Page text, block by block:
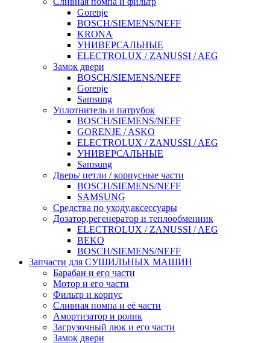
Gorenje
BOSCH/SIEMENS/NEFF
KRONA
УНИВЕРСАЛЬНЫЕ
ELECTROLUX / ZANUSSI / AEG
Замок двери
BOSCH/SIEMENS/NEFF
Gorenje
Samsung
Уплотнитель и патрубок
BOSCH/SIEMENS/NEFF
GORENJE / ASKO
ELECTROLUX / ZANUSSI / AEG
УНИВЕРСАЛЬНЫЕ
Samsung
Дверь/ петли / корпусные части
BOSCH/SIEMENS/NEFF
SAMSUNG
Средства по уходу,аксессуары
Дозатор,регенератор и теплообменник
ELECTROLUX / ZANUSSI / AEG
BEKO
BOSCH/SIEMENS/NEFF
Запчасти для СУШИЛЬНЫХ МАШИН
Барабан и его части
Мотор и его части
Фильтр и корпус
Сливная помпа и её части
Амортизатор и ролик
Загрузочный люк и его части
Замок двери